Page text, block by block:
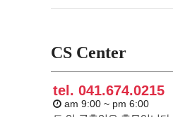
CS Center
tel. 041.674.0215
am 9:00 ~ pm 6:00